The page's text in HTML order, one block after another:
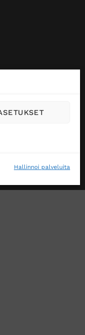
Hallinnoi palveluita